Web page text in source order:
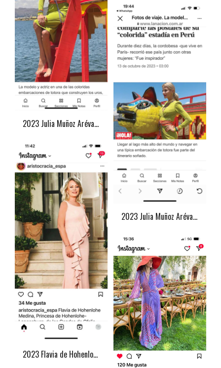
2023 Julia Muñoz Arévalo
2023 Julia Muñoz Arévalo
2023 Flavia de Hohenloge